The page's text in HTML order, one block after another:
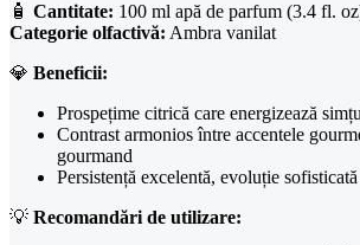
🧴 Cantitate: 100 ml apă de parfum (3.4 fl.
Categorie olfactivă: Ambra vanilat
💎 Beneficii:
Prospețime citrică care energizează
Contrast armonios între accentele
gourmand
Persistență excelentă, evoluție
💡 Recomandări de utilizare: